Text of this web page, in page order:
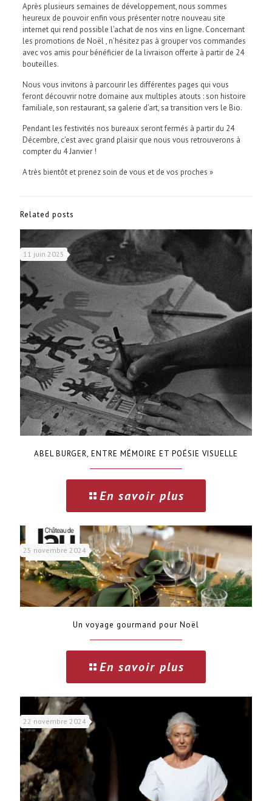
Après plusieurs semaines de développement, nous sommes
heureux de pouvoir enfin vous présenter notre nouveau site
internet qui rend possible l’achat de nos vins en ligne. Concernant
les promotions de Noël , n’hésitez pas à grouper vos commandes
avec vos amis pour bénéficier de la livraison offerte à partir de 24
bouteilles.
Nous vous invitons à parcourir les différentes pages qui vous
feront découvrir notre domaine aux multiples atouts : son histoire
familiale, son restaurant, sa galerie d’art, sa transition vers le Bio.
Pendant les festivités nos bureaux seront fermés à partir du 24
Décembre, c’est avec grand plaisir que nous vous retrouverons à
compter du 4 Janvier !
A très bientôt et prenez soin de vous et de vos proches »
Related posts
11 juin 2025
ABEL BURGER, ENTRE MÉMOIRE ET POÉSIE VISUELLE
En savoir plus
25 novembre 2024
Un voyage gourmand pour Noël
En savoir plus
22 novembre 2024